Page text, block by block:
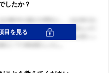
したか？